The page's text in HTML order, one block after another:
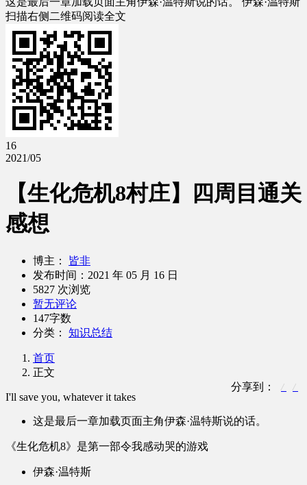
扫描右侧二维码阅读全文
16
2021/05
【生化危机8村庄】四周目通关
感想
博主：
皆非
发布时间： 2021 年 05 月 16 日
5827 次浏览
暂无评论
147字数
分类：
知识总结
首页
正文
分享到：
I'll save you, whatever it takes
这是最后一章加载页面主角伊森·温特斯说的话。
《生化危机8》是第一部令我感动哭的游戏
伊森·温特斯